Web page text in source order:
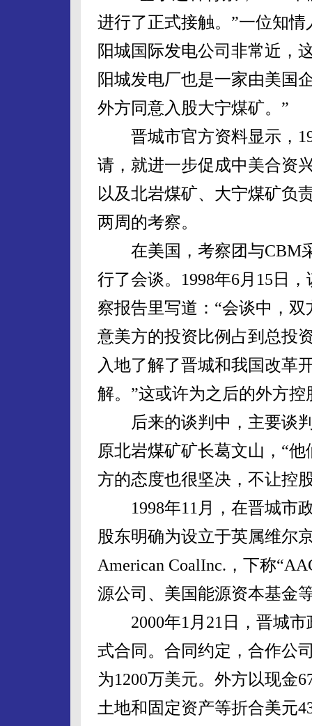
进行了正式接触。”一位知
阳城国际发电公司非常近，
阳城发电厂也是一家由美国
外方同意入股大宁煤矿。”
晋城市官方资料显示，
请，就进一步促成中美合资
以及北岩煤矿、大宁煤矿负
两周的考察。
在美国，考察团与CBM
行了会谈。1998年6月15日
察报告里写道：“会谈中，
意美方的投资比例占到总投
入地了解了晋城和我国改革
解。”这或许为之后的外方
后来的谈判中，主要谈判
原北岩煤矿矿长葛文山，“
方的态度也很坚决，不让控
1998年11月，在晋城市
股东明确为设立于英属维尔
American CoalInc.，下称
源公司、美国能源资本基金
2000年1月21日，晋城市
式合同。合同约定，合作公
为1200万美元。外方以现金
土地和固定资产等折合美元